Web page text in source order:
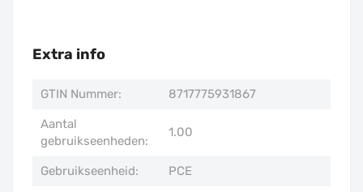
Extra info
GTIN Nummer: 8717775931867
Aantal
gebruikseenheden:
1.00
Gebruikseenheid: PCE